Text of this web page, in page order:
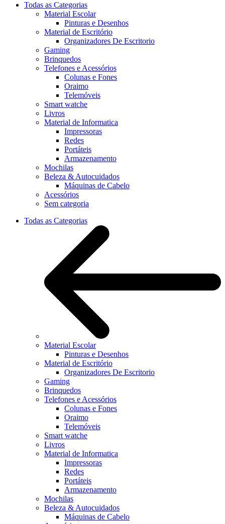
Todas as Categorias
Material Escolar
Pinturas e Desenhos
Material de Escritório
Organizadores De Escritorio
Gaming
Brinquedos
Telefones e Acessórios
Colunas e Fones
Oraimo
Telemóveis
Smart watche
Livros
Material de Informatica
Impressoras
Redes
Portáteis
Armazenamento
Mochilas
Beleza & Autocuidados
Máquinas de Cabelo
Acessórios
Sem categoria
Todas as Categorias
Material Escolar
Pinturas e Desenhos
Material de Escritório
Organizadores De Escritorio
Gaming
Brinquedos
Telefones e Acessórios
Colunas e Fones
Oraimo
Telemóveis
Smart watche
Livros
Material de Informatica
Impressoras
Redes
Portáteis
Armazenamento
Mochilas
Beleza & Autocuidados
Máquinas de Cabelo